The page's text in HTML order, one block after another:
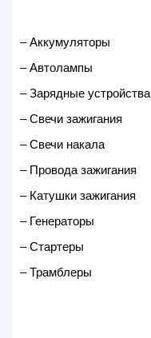
– Аккумуляторы
– Автолампы
– Зарядные устройства
– Свечи зажигания
– Свечи накала
– Провода зажигания
– Катушки зажигания
– Генераторы
– Стартеры
– Трамблеры